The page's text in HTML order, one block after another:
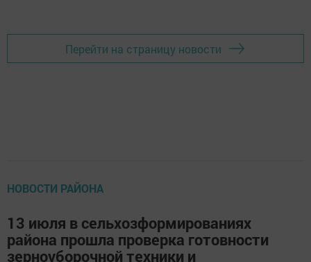
Перейти на страницу новости
НОВОСТИ РАЙОНА
13 июля в сельхозформированиях
района прошла проверка готовности
зерноуборочной техники и